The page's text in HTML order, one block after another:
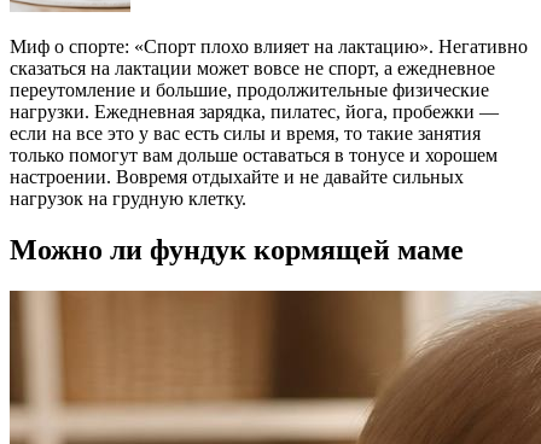
Миф о спорте: «Спорт плохо влияет на лактацию». Негативно
сказаться на лактации может вовсе не спорт, а ежедневное
переутомление и большие, продолжительные физические
нагрузки. Ежедневная зарядка, пилатес, йога, пробежки —
если на все это у вас есть силы и время, то такие занятия
только помогут вам дольше оставаться в тонусе и хорошем
настроении. Вовремя отдыхайте и не давайте сильных
нагрузок на грудную клетку.
Можно ли фундук кормящей маме